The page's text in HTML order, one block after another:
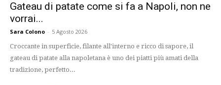
Gateau di patate come si fa a Napoli, non ne
vorrai...
Sara Colono - 5 Agosto 2026
Croccante in superficie, filante all'interno e ricco di sapore, il
gateau di patate alla napoletana è uno dei piatti più amati della
tradizione, perfetto...